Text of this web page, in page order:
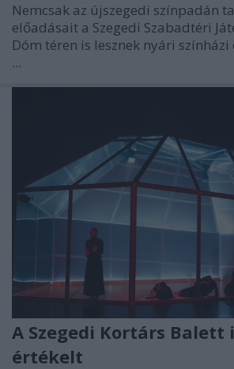
Nemcsak az újszegedi színpadán
előadásait a Szegedi Szabadtéri
Dóm téren is lesznek nyári színházi
...
A Szegedi Kortárs Balett
értékelt